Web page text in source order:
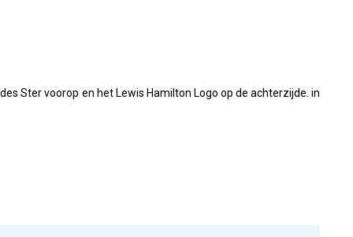
Ster voorop en het Lewis Hamilton Logo op de achterzijde. in